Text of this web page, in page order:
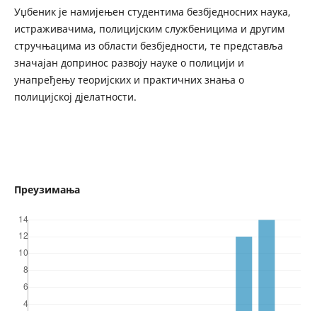
Уџбеник је намијењен студентима безбједносних наука,
истраживачима, полицијским службеницима и другим
стручњацима из области безбједности, те представља
значајан допринос развоју науке о полицији и
унапређењу теоријских и практичних знања о
полицијској дјелатности.
Преузимања